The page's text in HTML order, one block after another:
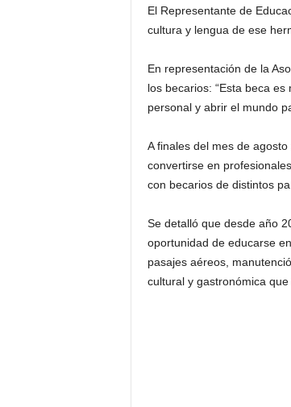
El Representante de
cultura y lengua de ese
En representación de la
los becarios: “Esta beca
personal y abrir el mundo
A finales del mes de
convertirse en
con becarios de distintos
Se detalló que desde año
oportunidad de educarse
pasajes aéreos,
cultural y gastronómica